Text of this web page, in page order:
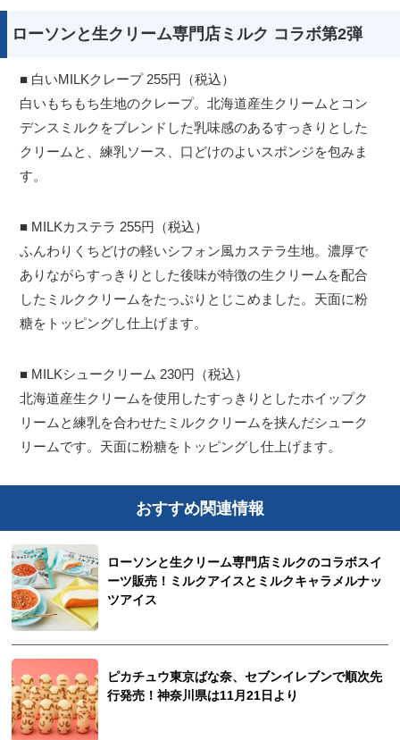
ローソンと生クリーム専門店ミルク コラボ第2弾
■ 白いMILKクレープ 255円（税込）
白いもちもち生地のクレープ。北海道産生クリームとコン
デンスミルクをブレンドした乳味感のあるすっきりとした
クリームと、練乳ソース、口どけのよいスポンジを包みま
す。
■ MILKカステラ 255円（税込）
ふんわりくちどけの軽いシフォン風カステラ生地。濃厚で
ありながらすっきりとした後味が特徴の生クリームを配合
したミルククリームをたっぷりとじこめました。天面に粉
糖をトッピングし仕上げます。
■ MILKシュークリーム 230円（税込）
北海道産生クリームを使用したすっきりとしたホイップク
リームと練乳を合わせたミルククリームを挟んだシューク
リームです。天面に粉糖をトッピングし仕上げます。
おすすめ関連情報
ローソンと生クリーム専門店ミルクのコラボスイ
ーツ販売！ミルクアイスとミルクキャラメルナッ
ツアイス
ピカチュウ東京ばな奈、セブンイレブンで順次先
行発売！神奈川県は11月21日より